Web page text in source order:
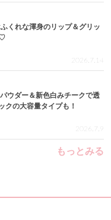
くれな渾身のリップ＆グリッ
♡
2026.7.14
ウダー＆新色白みチークで透
の大容量タイプも！
2026.7.9
もっとみる